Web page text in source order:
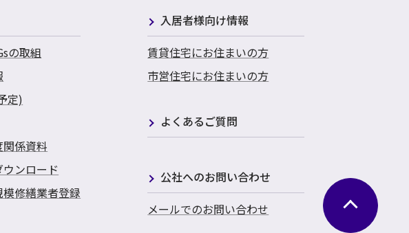
の取組
定)
係資料
ンロード
修繕業者登録
入居者様向け情報
賃貸住宅にお住まいの方
市営住宅にお住まいの方
よくあるご質問
公社へのお問い合わせ
メールでのお問い合わせ